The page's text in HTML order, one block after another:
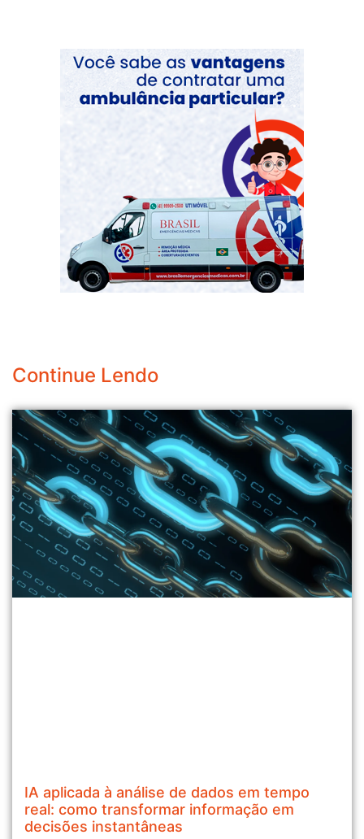
Continue Lendo
IA aplicada à análise de dados em tempo
real: como transformar informação em
decisões instantâneas